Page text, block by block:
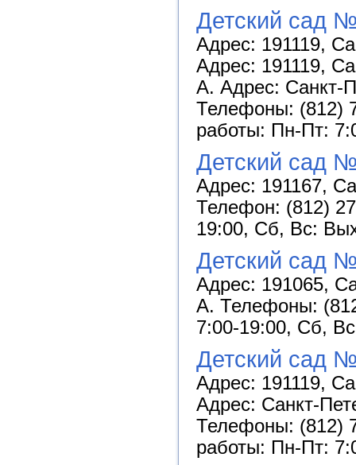
Детский сад
Адрес: 191119,
Адрес: 191119,
А. Адрес: Санкт-
Телефоны: (812)
работы: Пн-Пт:
Детский сад
Адрес: 191167,
Телефон: (812)
19:00, Сб, Вс:
Детский сад
Адрес: 191065,
А. Телефоны:
7:00-19:00, Сб,
Детский сад
Адрес: 191119,
Адрес: Санкт-
Телефоны: (812)
работы: Пн-Пт: